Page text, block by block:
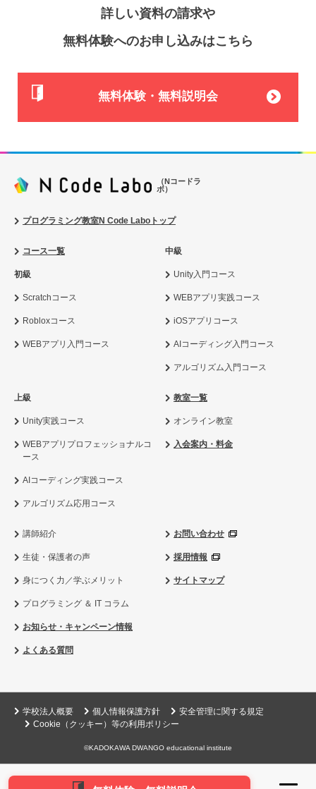
詳しい資料の請求や
無料体験へのお申し込みはこちら
無料体験・無料説明会
（Nコードラ
ボ）
プログラミング教室N Code Laboトップ
コース一覧
初級
Scratchコース
Robloxコース
WEBアプリ入門コース
中級
Unity入門コース
WEBアプリ実践コース
iOSアプリコース
AIコーディング入門コース
アルゴリズム入門コース
上級
Unity実践コース
WEBアプリプロフェッショナルコ
ース
AIコーディング実践コース
アルゴリズム応用コース
教室一覧
オンライン教室
入会案内・料金
講師紹介
生徒・保護者の声
身につく力／学ぶメリット
プログラミング ＆ IT コラム
お知らせ・キャンペーン情報
よくある質問
お問い合わせ
採用情報
サイトマップ
学校法人概要 個人情報保護方針
安全管理に関する規定
Cookie（クッキー）等の利用ポリシー
©KADOKAWA DWANGO educational institute